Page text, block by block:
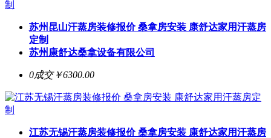
苏州昆山汗蒸房装修报价 桑拿房安装 康舒达家用汗蒸房
定制
苏州康舒达桑拿设备有限公司
0成交￥6300.00
江苏无锡汗蒸房装修报价 桑拿房安装 康舒达家用汗蒸房